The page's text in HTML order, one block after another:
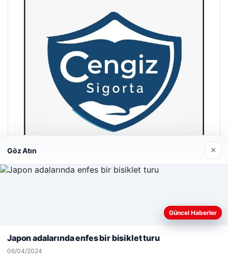
Web sitemizi nasıl kullandığınızı daha iyi anlayabilmek,
deneyiminizi kişiselleştirmek ve geliştirmek amacıyla çerezler
Göz Atın ×
Güncel Haberler
Japon adalarında enfes bir bisiklet turu
06/04/2024